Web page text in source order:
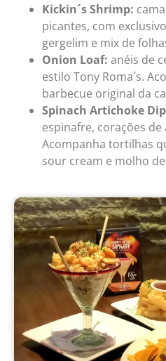
Kickin´s Shrimp:
picantes, com
gergelim e mix de
Onion Loaf: anéis de
estilo Tony Roma´s.
barbecue original da
Spinach Artichoke
espinafre, corações
Acompanha tortilhas
sour cream e molho